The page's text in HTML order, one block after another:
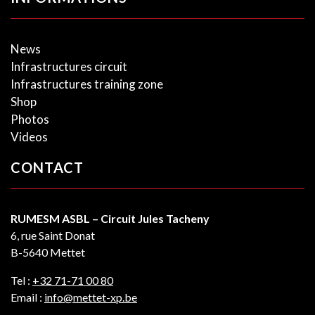
News
Infrastructures circuit
Infrastructures training zone
Shop
Photos
Videos
CONTACT
RUMESM ASBL – Circuit Jules Tacheny
6, rue Saint Donat
B-5640 Mettet
Tel : +32 71-71 00 80
Email : info@mettet-xp.be